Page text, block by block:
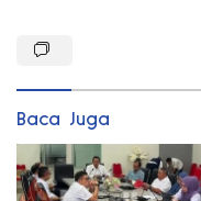
Baca Juga